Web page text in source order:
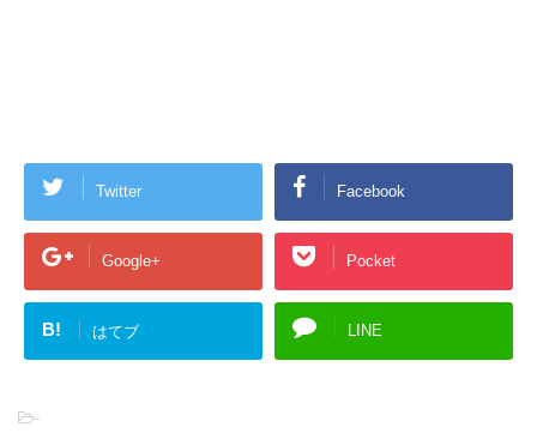
Twitter Facebook
Google+ Pocket
B! はてブ LINE
-